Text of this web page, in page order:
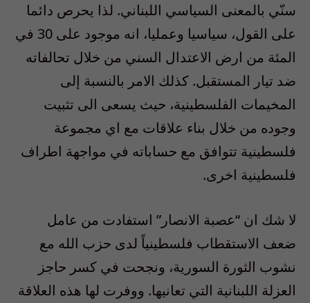
سنّي بالمعنى السياسي اللبناني. لذا يحرص دائما
على القول، سياسيا وعمليا، انه موجود على 30 في
المئة من ارض الاعتدال السني من خلال تحالفاته
ضد تيار المستقبل. كذلك الامر بالنسبة إلى
المخيمات الفلسطينية، حيث يسعى الى تثبيت
وجوده من خلال بناء علاقات مع اي مجموعة
فلسطينية تتوافق مع حساباته في مواجهة اطراف
فلسطينية اخرى.
لا شك ان “عصبة الانصار” استفادت من عامل
ضعف الاستقطاب فلسطينياً لدى حزب الله مع
نشوب الثورة السورية، ونجحت في كسر حاجز
العزلة اللبنانية التي تعانيها. ووفرت لها هذه العلاقة